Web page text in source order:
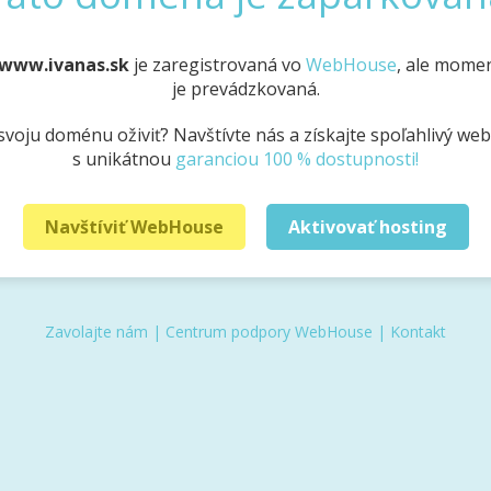
je zaregistrovaná vo WebHouse, ale
je prevádzkovaná.
doménu oživiť? Navštívte nás a získajte spoľahlivý
s unikátnou garanciou 100 % dostupnosti!
Navštíviť WebHouse Aktivovať hosting
Zavolajte nám | Centrum podpory WebHouse | Kontakt